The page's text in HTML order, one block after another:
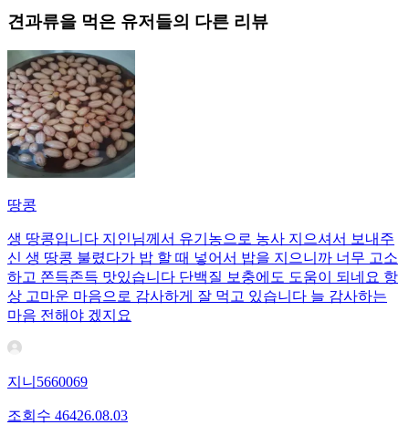
견과류을 먹은 유저들의 다른 리뷰
땅콩
생 땅콩입니다 지인님께서 유기농으로 농사 지으셔서 보내주
신 생 땅콩 불렸다가 밥 할 때 넣어서 밥을 지으니까 너무 고소
하고 쫀득존득 맛있습니다 단백질 보충에도 도움이 되네요 항
상 고마운 마음으로 감사하게 잘 먹고 있습니다 늘 감사하는
마음 전해야 겠지요
지니5660069
조회수 46426.08.03